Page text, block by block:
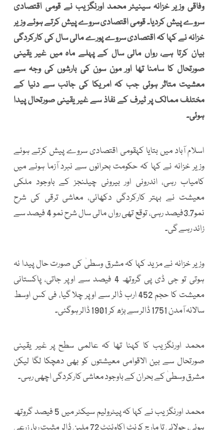
وفاقی وزیر خزانہ سینیٹر محمد اورنگزیب نے قومی اقتصادی
سروے پیش کردیا۔ قومی اقتصادی سروے پیش کرتے ہوئے وزیر
خزانہ نے کہا کہ اقتصادی سروے پورے مالی سال کی کارکردگی
بیان کرتا ہے، رواں مالی سال کے پہلے ماہ میں غیر یقینی
صورتحال کا سامنا تھا اور مون سون کی بارشوں کی وجہ سے
معشیت متاثر ہوئی جب کہ امریکا کی جانب سے دنیا کے
مختلف ممالک پر ٹیرف کے نفاذ سے غیر یقینی صورتحال پیدا
ہوئی۔
اسلام آباد میں بتایا کہقومی اقتصادی سروے پیش کرتے ہوئے
وزیر خزانہ نے کہا کہ حکومت بحرانوں سے نبرد آزما ہونے میں
کامیاب رہی، اندرونی اور بیرونی چیلنجز کے باوجود ملکی
معیشت نے بہتر کارکردگی دکھائی، معاشی ترقی کی شرح
نمو3.7فیصد رہی، توقع تھی رواں مالی سال شرح نمو 4 فیصد سے
زائد رہے گی۔
وزیر خزانہ نے مزید کہا کہ مشرق وسطیٰ کی صورت حال پیدا نہ
ہوتی تو جی ڈی پی گروتھ 4 فیصد سے اوپر جاتی، پاکستانی
معیشت کا حجم 452 ارب ڈالر سے اوپر چلا گیا، فی کس اوسط
سالانہ آمدن 1751 ڈالر سے بڑھ کر 1901 ڈالر ہوگئی۔
محمد اورنگزیب کا کہنا تھا کہ عالمی سطح پر غیر یقینی
صورتحال سے بین الاقوامی معیشتوں کو بھی دھچکا لگا لیکن
مشرق وسطیٰ کے بحران کے باوجود معاشی کارکردگی اچھی رہی۔
محمد اورنگزیب نے کہا کہ پیٹرولیم سیکٹر میں 5 فیصد گروتھ